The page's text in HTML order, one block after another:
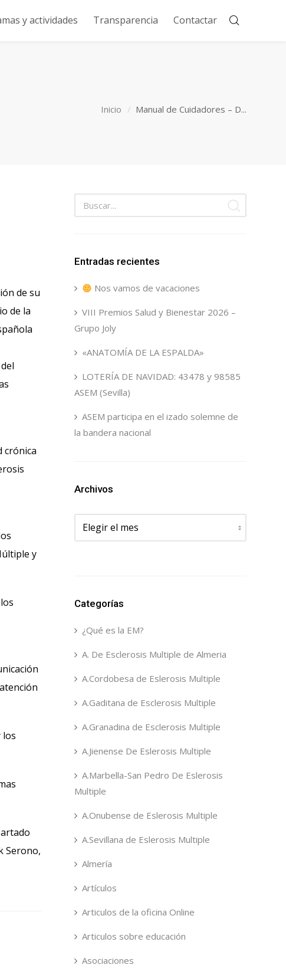
y actividades Transparencia Contactar
Inicio Manual de Cuidadores – D...
de su
de la
crónica
y
los
Serono,
Entradas recientes
Nos vamos de vacaciones
VIII Premios Salud y Bienestar 2026 –
Grupo Joly
«ANATOMÍA DE LA ESPALDA»
LOTERÍA DE NAVIDAD: 43478 y 98585
ASEM (Sevilla)
ASEM participa en el izado solemne de
la bandera nacional
Archivos
Archivos
Categorías
¿Qué es la EM?
A. De Esclerosis Multiple de Almeria
A.Cordobesa de Eslerosis Multiple
A.Gaditana de Esclerosis Multiple
A.Granadina de Esclerosis Multiple
A.Jienense De Eslerosis Multiple
A.Marbella-San Pedro De Eslerosis
Multiple
A.Onubense de Eslerosis Multiple
A.Sevillana de Eslerosis Multiple
Almería
Artículos
Articulos de la oficina Online
Articulos sobre educación
Asociaciones